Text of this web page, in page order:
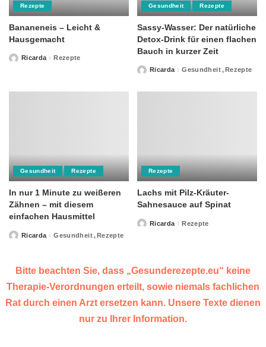
Rezepte
Bananeneis – Leicht &
Hausgemacht
PostedRicarda Rezepte
Gesundheit Rezepte
Sassy-Wasser: Der natürliche
Detox-Drink für einen flachen
Bauch in kurzer Zeit
PostedRicarda Gesundheit Rezepte
Gesundheit Rezepte
In nur 1 Minute zu weißeren
Zähnen – mit diesem
einfachen Hausmittel
PostedRicarda Gesundheit Rezepte
Rezepte
Lachs mit Pilz-Kräuter-
Sahnesauce auf Spinat
PostedRicarda Rezepte
Bitte beachten Sie, dass „Gesunderezepte.eu“ keine
Therapie-Verordnungen erteilt, sowie niemals fachlichen
Rat durch einen Arzt ersetzen kann. Unsere Texte dienen
nur zu Ihrer Information.